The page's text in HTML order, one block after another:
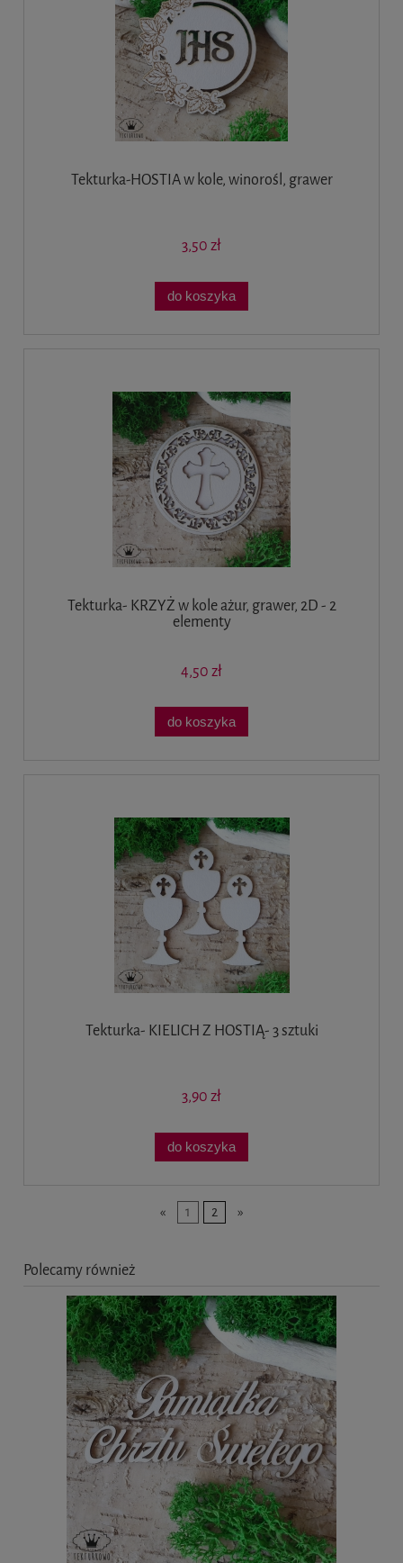
Tekturka-HOSTIA w kole, winorośl, grawer
3,50 zł
do koszyka
Tekturka- KRZYŻ w kole ażur, grawer, 2D - 2
elementy
4,50 zł
do koszyka
Tekturka- KIELICH Z HOSTIĄ- 3 sztuki
3,90 zł
do koszyka
« 1 2 »
Polecamy również